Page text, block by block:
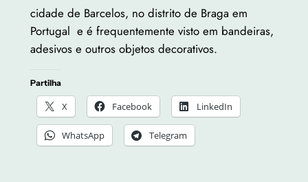
cidade de Barcelos, no distrito de Braga em
Portugal e é frequentemente visto em bandeiras,
adesivos e outros objetos decorativos.
Partilha
X Facebook LinkedIn
WhatsApp Telegram